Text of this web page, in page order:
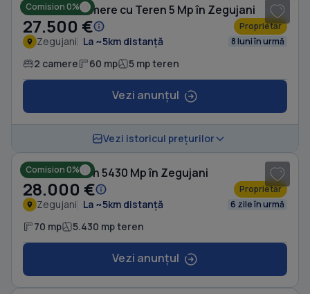
Comision 0%
Casă cu 2 camere cu Teren 5 Mp în Zegujani
27.500 € Proprietar
Zegujani La ~5km distanță 8 luni în urmă
2 camere 60 mp 5 mp teren
Vezi anunțul
Vezi istoricul prețurilor
Comision 0%
Casă cu Teren 5430 Mp în Zegujani
28.000 € Proprietar
Zegujani La ~5km distanță 6 zile în urmă
70 mp 5.430 mp teren
Vezi anunțul